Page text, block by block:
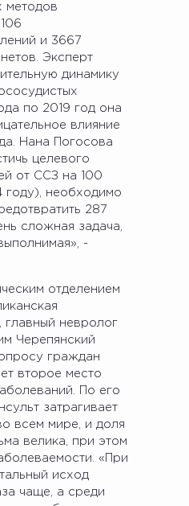
методов
и 3667
Эксперт
динамику
по 2019 год она
влияние
Нана Погосова
целевого
от ССЗ на 100
году), необходимо
287
сложная задача,
-
отделением
главный невролог
Черепянский
граждан
второе место
По его
затрагивает
всем мире, и доля
велика, при этом
«При
исход
чаще, а среди